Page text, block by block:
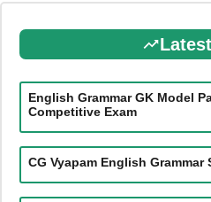
English Grammar GK Model
Competitive Exam
CG Vyapam English Grammar